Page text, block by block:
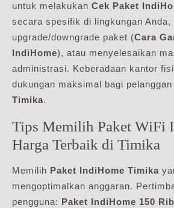
untuk melakukan Cek Paket
secara spesifik di lingkungan Anda,
upgrade/downgrade paket (Cara
IndiHome), atau menyelesaikan
administrasi. Keberadaan kantor
dukungan maksimal bagi pelanggan
Timika.
Tips Memilih Paket WiFi
Harga Terbaik di Timika
Memilih Paket IndiHome Timika
mengoptimalkan anggaran.
pengguna: Paket IndiHome 150